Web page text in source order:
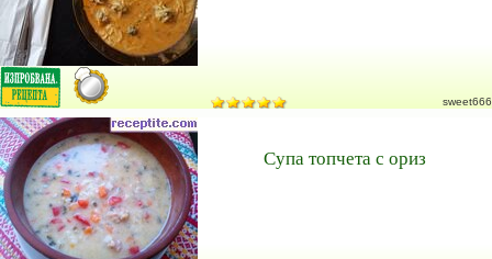
sweet666
Супа топчета с ориз